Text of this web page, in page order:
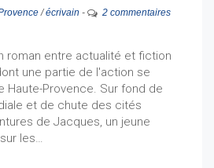
/écrivain - 2 commentaires
roman entre actualité et fiction
une partie de l'action se
Haute-Provence. Sur fond de
et de chute des cités
de Jacques, un jeune
les…